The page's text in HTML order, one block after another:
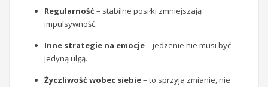
Regularność– stabilne posiłki zmniejszają
impulsywność.
Inne strategie na emocje– jedzenie nie musi być
jedyną ulgą.
Życzliwość wobec siebie– to sprzyja zmianie, nie